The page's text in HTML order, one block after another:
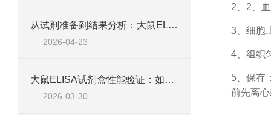
从试剂准备到结果分析：大鼠ELISA试剂盒操作技巧、浓度校准及实验高效完成全攻略
2026-04-23
大鼠ELISA试剂盒性能验证：如何通过检测范围、精密度、回收率等指标评估准确性
2026-03-30
2、 2、
3、细胞
4、组织
5、保存
前先离